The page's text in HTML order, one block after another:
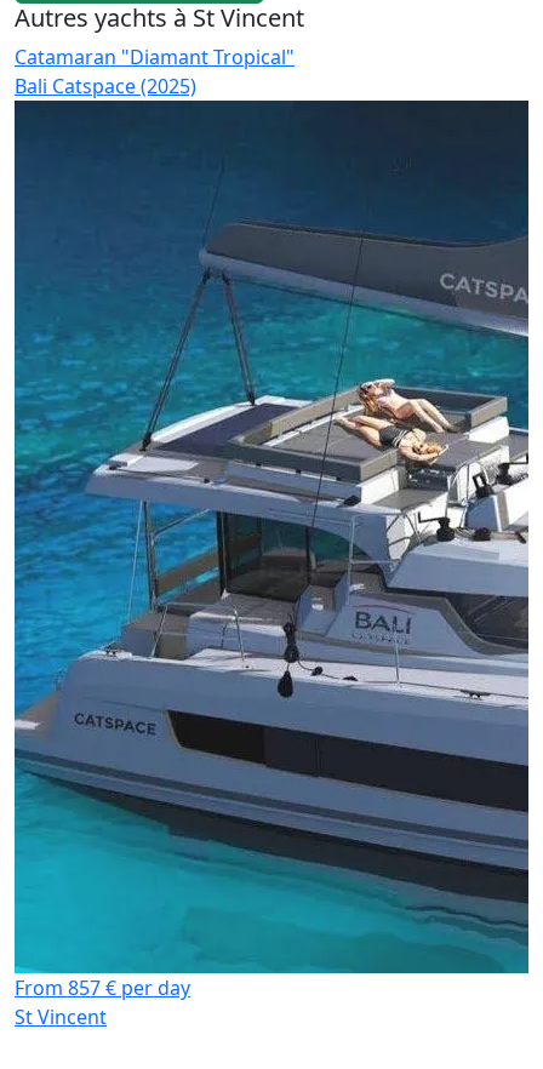
Autres yachts à St Vincent
Catamaran "Diamant Tropical"
Bali Catspace (2025)
From 857 € per day
St Vincent